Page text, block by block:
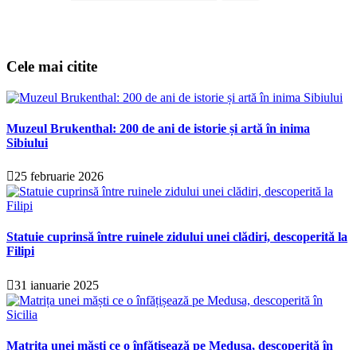
Cele mai citite
Muzeul Brukenthal: 200 de ani de istorie și artă în inima
Sibiului
25 februarie 2026
Statuie cuprinsă între ruinele zidului unei clădiri, descoperită la
Filipi
31 ianuarie 2025
Matrița unei măști ce o înfățișează pe Medusa, descoperită în